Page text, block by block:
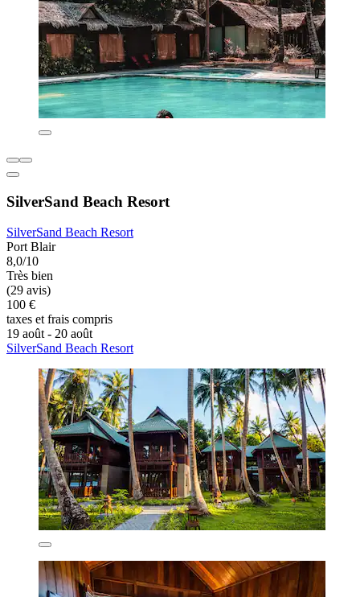
SilverSand Beach Resort
SilverSand Beach Resort
Port Blair
8,0/10
Très bien
(29 avis)
100 €
taxes et frais compris
19 août - 20 août
SilverSand Beach Resort